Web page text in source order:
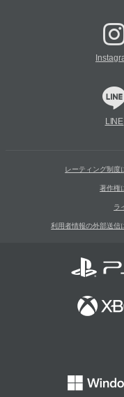
LINE
レーティング制度
著作権
ラ
利用者情報の外部送信